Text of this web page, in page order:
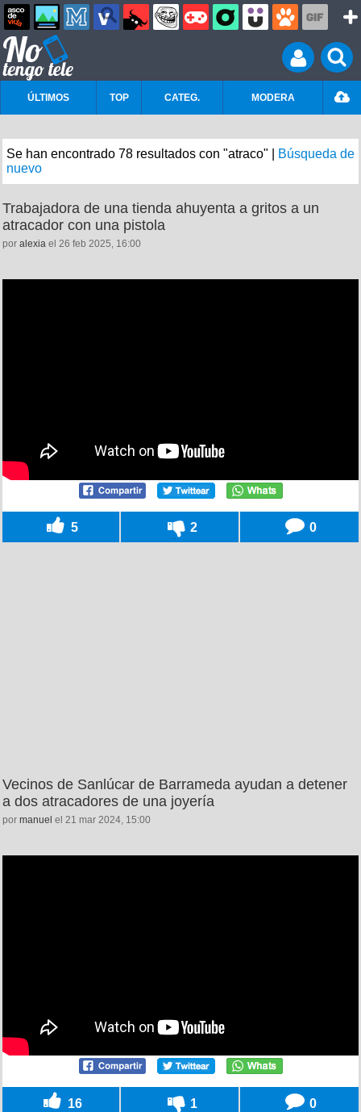
ÚLTIMOS TOP CATEG. MODERA
Se han encontrado 78 resultados con "atraco" |
Búsqueda de
nuevo
Trabajadora de una tienda ahuyenta a gritos a un
atracador con una pistola
por alexia el 26 feb 2025, 16:00
5 2 0
Vecinos de Sanlúcar de Barrameda ayudan a detener
a dos atracadores de una joyería
por manuel el 21 mar 2024, 15:00
16 1 0